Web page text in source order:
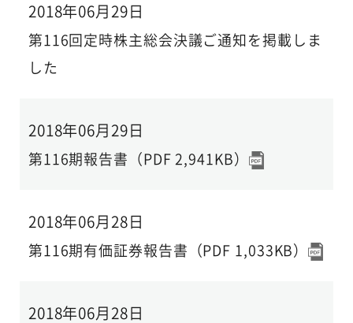
2018年06月29日
第116回定時株主総会決議ご通知を掲載しま
した
2018年06月29日
第116期報告書（PDF 2,941KB）
2018年06月28日
第116期有価証券報告書（PDF 1,033KB）
2018年06月28日